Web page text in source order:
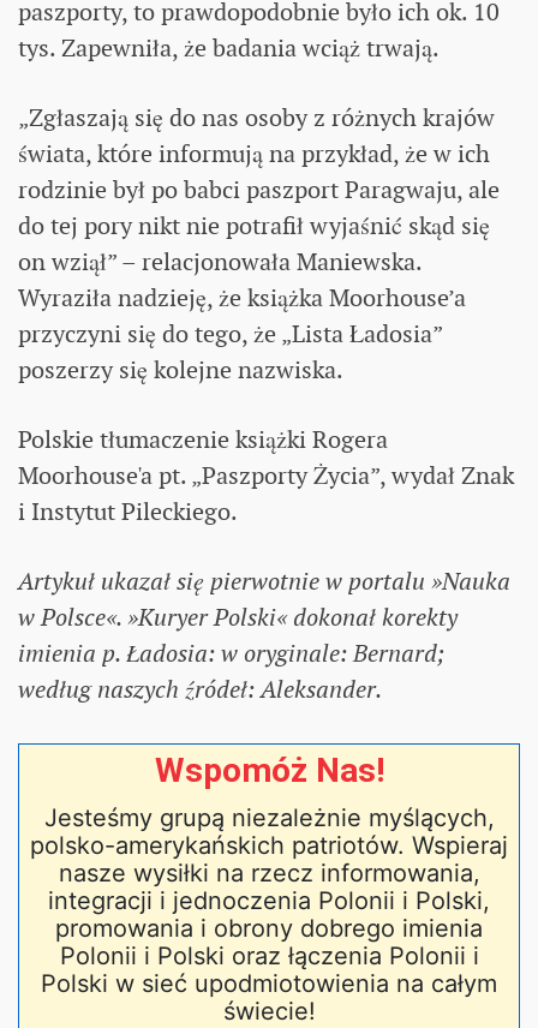
paszporty, to prawdopodobnie było ich ok. 10
tys. Zapewniła, że badania wciąż trwają.
„Zgłaszają się do nas osoby z różnych krajów
świata, które informują na przykład, że w ich
rodzinie był po babci paszport Paragwaju, ale
do tej pory nikt nie potrafił wyjaśnić skąd się
on wziął” – relacjonowała Maniewska.
Wyraziła nadzieję, że książka Moorhouse’a
przyczyni się do tego, że „Lista Ładosia”
poszerzy się kolejne nazwiska.
Polskie tłumaczenie książki Rogera
Moorhouse'a pt. „Paszporty Życia”, wydał Znak
i Instytut Pileckiego.
Artykuł ukazał się pierwotnie w portalu »Nauka
w Polsce«. »Kuryer Polski« dokonał korekty
imienia p. Ładosia: w oryginale: Bernard;
według naszych źródeł: Aleksander.
Wspomóż Nas!
Jesteśmy grupą niezależnie myślących,
polsko-amerykańskich patriotów. Wspieraj
nasze wysiłki na rzecz informowania,
integracji i jednoczenia Polonii i Polski,
promowania i obrony dobrego imienia
Polonii i Polski oraz łączenia Polonii i
Polski w sieć upodmiotowienia na całym
świecie!